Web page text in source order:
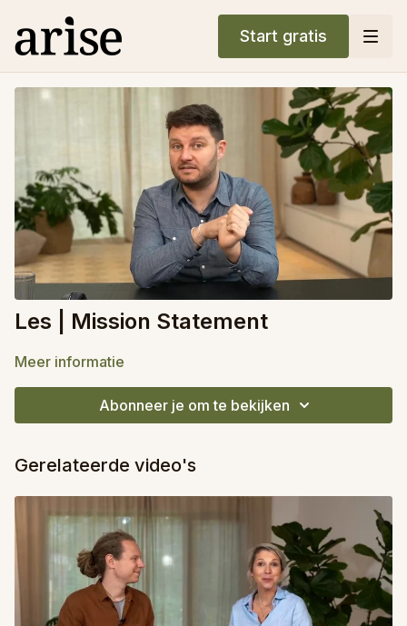
Start gratis
Les | Mission Statement
Meer informatie
Abonneer je om te bekijken
Gerelateerde video's